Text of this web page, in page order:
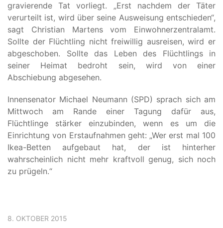
gravierende Tat vorliegt. „Erst nachdem der Täter
verurteilt ist, wird über seine Ausweisung entschieden“,
sagt Christian Martens vom Einwohnerzentralamt.
Sollte der Flüchtling nicht freiwillig ausreisen, wird er
abgeschoben. Sollte das Leben des Flüchtlings in
seiner Heimat bedroht sein, wird von einer
Abschiebung abgesehen.
Innensenator Michael Neumann (SPD) sprach sich am
Mittwoch am Rande einer Tagung dafür aus,
Flüchtlinge stärker einzubinden, wenn es um die
Einrichtung von Erstaufnahmen geht: „Wer erst mal 100
Ikea-Betten aufgebaut hat, der ist hinterher
wahrscheinlich nicht mehr kraftvoll genug, sich noch
zu prügeln.“
8. OKTOBER 2015